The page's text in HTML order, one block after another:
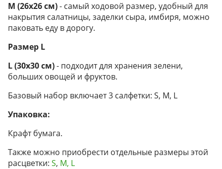
М (26х26 см)- самый ходовой размер, удобный для
накрытия салатницы, заделки сыра, имбиря, можно
паковать еду в дорогу.
Размер L
L (30х30 см)- подходит для хранения зелени,
больших овощей и фруктов.
Базовый набор включает 3 салфетки: S, M, L
Упаковка:
Крафт бумага.
Также можно приобрести отдельные размеры этой
расцветки: S, M, L